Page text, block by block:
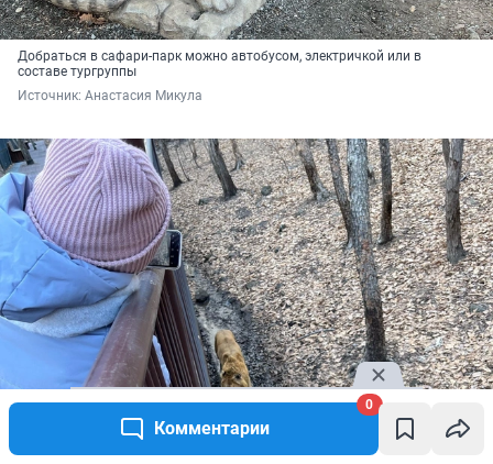
Комментарии
0
Добраться в сафари-парк можно автобусом, электричкой или в
составе тургруппы
Источник: Анастасия Микула